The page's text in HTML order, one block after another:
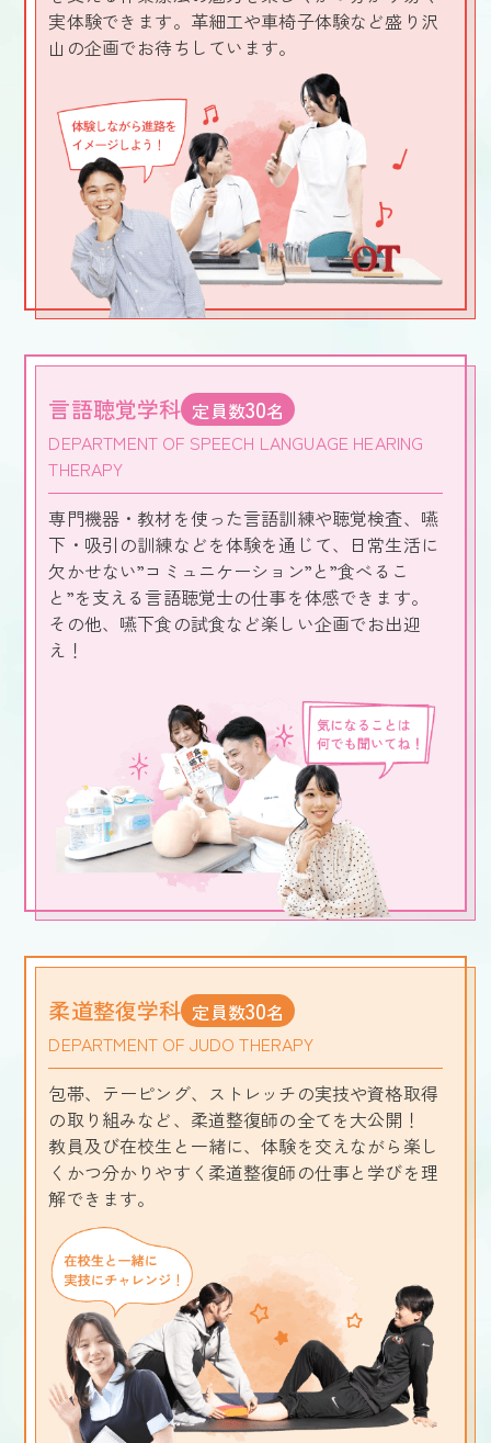
実体験できます。革細工や車椅子体験など盛り沢
山の企画でお待ちしています。
言語聴覚学科 定員数30名
DEPARTMENT OF SPEECH LANGUAGE HEARING
THERAPY
専門機器・教材を使った言語訓練や聴覚検査、嚥
下・吸引の訓練などを体験を通じて、日常生活に
欠かせない”コミュニケーション”と”食べるこ
と”を支える言語聴覚士の仕事を体感できます。
その他、嚥下食の試食など楽しい企画でお出迎
え！
柔道整復学科 定員数30名
DEPARTMENT OF JUDO THERAPY
包帯、テーピング、ストレッチの実技や資格取得
の取り組みなど、柔道整復師の全てを大公開！
教員及び在校生と一緒に、体験を交えながら楽し
くかつ分かりやすく柔道整復師の仕事と学びを理
解できます。